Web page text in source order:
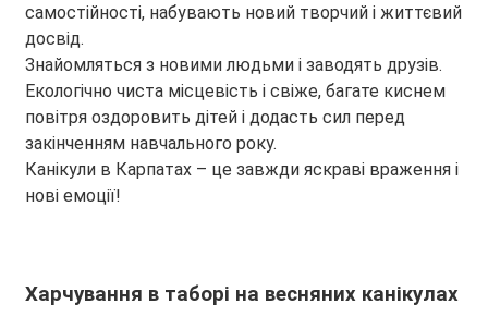
самостійності, набувають новий творчий і життєвий
досвід.
Знайомляться з новими людьми і заводять друзів.
Екологічно чиста місцевість і свіже, багате киснем
повітря оздоровить дітей і додасть сил перед
закінченням навчального року.
Канікули в Карпатах – це завжди яскраві враження і
нові емоції!
Харчування в таборі на весняних канікулах